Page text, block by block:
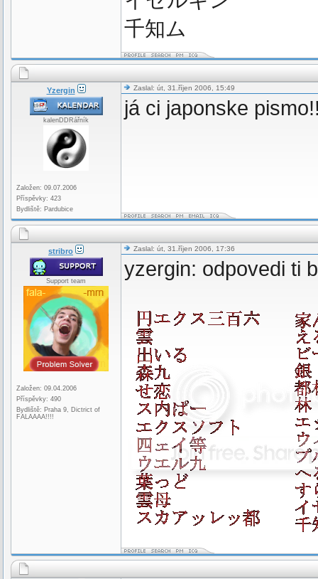
千知ム
Yzergin
kalenDDRářník
Založen: 09.07.2006
Příspěvky: 423
Bydliště: Pardubice
Zaslal: út, 31.říjen 2006, 15:49
já ci japonske
stribro
Support team
Založen: 09.04.2006
Příspěvky: 490
Bydliště: Praha 9, Dictrict of
FALAAAA!!!!
Zaslal: út, 31.říjen 2006, 17:36
yzergin: odpovedi ti